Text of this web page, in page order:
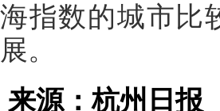
海指数的城市比
展。
来源：杭州日